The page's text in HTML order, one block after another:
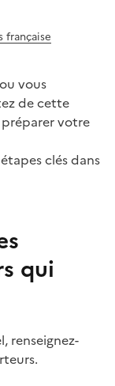
française
vous
de cette
votre
clés dans
qui
renseignez-